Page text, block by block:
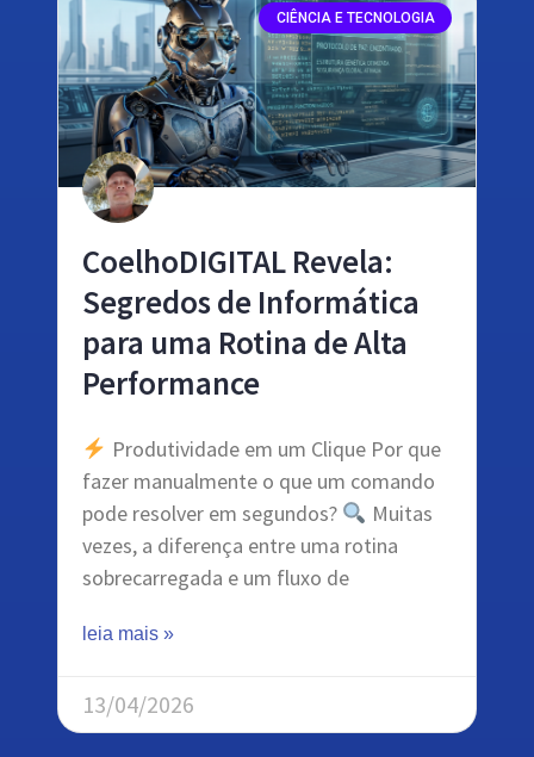
CIÊNCIA E TECNOLOGIA
CoelhoDIGITAL Revela:
Segredos de Informática
para uma Rotina de Alta
Performance
Produtividade em um Clique Por que
fazer manualmente o que um comando
pode resolver em segundos?
Muitas
vezes, a diferença entre uma rotina
sobrecarregada e um fluxo de
leia mais »
13/04/2026